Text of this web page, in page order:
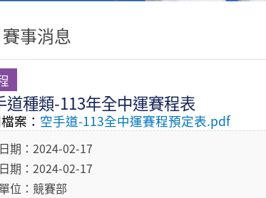
賽事消息
道種類-113年全中運賽程表
案： 空手道-113全中運賽程預定表.pdf
期：2024-02-17
期：2024-02-17
位：競賽部